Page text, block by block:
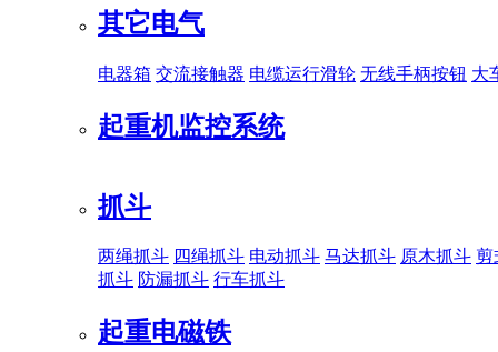
其它电气
电器箱 交流接触器 电缆运行滑轮 无线手柄按钮 大
起重机监控系统
抓斗
两绳抓斗 四绳抓斗 电动抓斗 马达抓斗 原木抓斗 剪
抓斗 防漏抓斗 行车抓斗
起重电磁铁